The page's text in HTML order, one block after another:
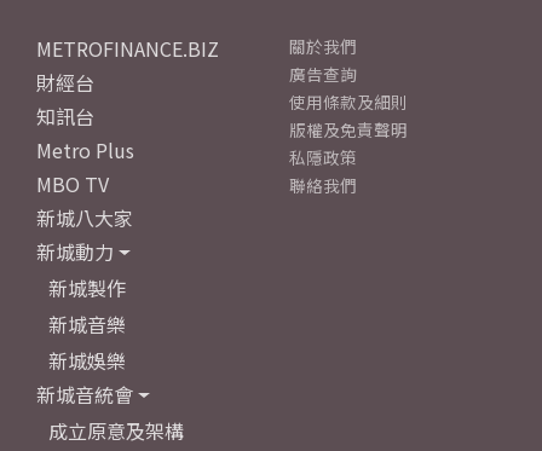
METROFINANCE.BIZ
財經台
知訊台
Metro Plus
MBO TV
新城八大家
新城動力
新城製作
新城音樂
新城娛樂
新城音統會
成立原意及架構
關於我們
廣告查詢
使用條款及細則
版權及免責聲明
私隱政策
聯絡我們